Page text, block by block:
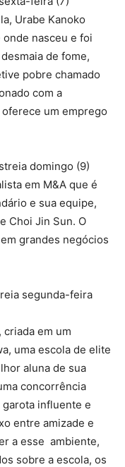
Urabe Kanoko
onde nasceu e foi
de fome,
pobre chamado
com a
um emprego
domingo (9)
em M&A que é
e sua equipe,
Choi Jin Sun. O
grandes negócios
segunda-feira
em um
uma escola de elite
aluna de sua
concorrência
influente e
entre amizade e
a esse ambiente,
sobre a escola, os